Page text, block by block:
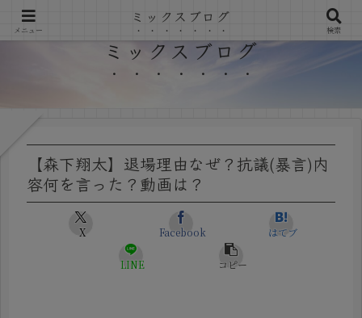
ミックスブログ
【森下翔太】退場理由なぜ？抗議(暴言)内
容何を言った？動画は？
X Facebook はてブ
LINE コピー
メニュー
ミックスブログ
検索